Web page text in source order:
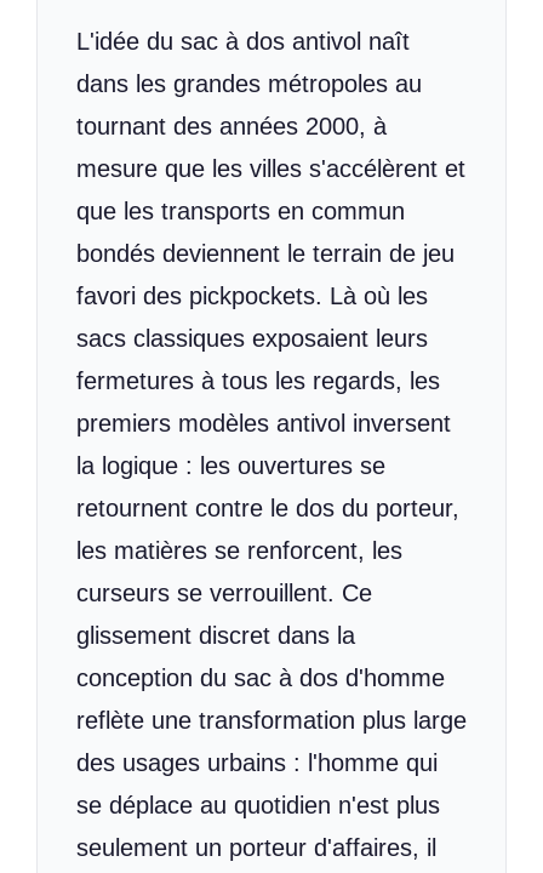
L'idée du sac à dos antivol naît
dans les grandes métropoles au
tournant des années 2000, à
mesure que les villes s'accélèrent et
que les transports en commun
bondés deviennent le terrain de jeu
favori des pickpockets. Là où les
sacs classiques exposaient leurs
fermetures à tous les regards, les
premiers modèles antivol inversent
la logique : les ouvertures se
retournent contre le dos du porteur,
les matières se renforcent, les
curseurs se verrouillent. Ce
glissement discret dans la
conception du sac à dos d'homme
reflète une transformation plus large
des usages urbains : l'homme qui
se déplace au quotidien n'est plus
seulement un porteur d'affaires, il